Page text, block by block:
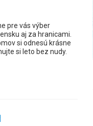
pre vás výber
aj za hranicami.
si odnesú krásne
si leto bez nudy.